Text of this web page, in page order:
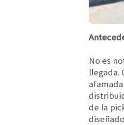
No es
llegada.
de la